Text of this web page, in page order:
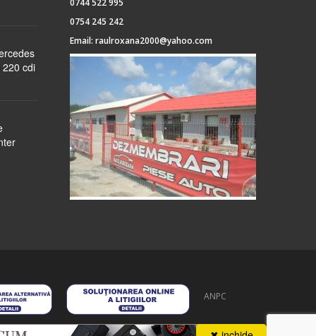
cdi
0744 522 995
0754 245 242
Email: raulroxana2000@yahoo.com
ANPC
despre noi formular cerere autentificare contact